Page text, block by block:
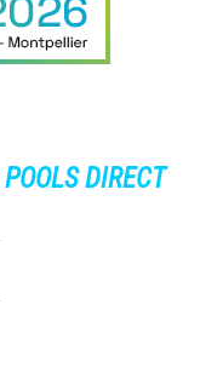
POOLS DIRECT